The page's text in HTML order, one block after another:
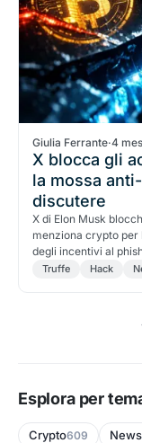
Giulia Ferrante·4
X blocca gli
la mossa
discutere
X di Elon Musk
menziona crypto per
degli incentivi al
Truffe Hack
Esplora per
Crypto609 News